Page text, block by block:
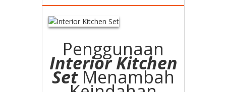
Penggunaan
Interior Kitchen
SetMenambah